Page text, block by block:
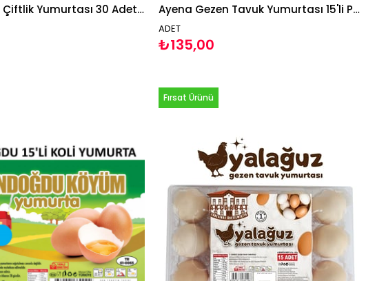
Gündoğdu Çiftlik Yumurtası 30 Adet M Boy Sarı Yumurta Ayena Gezen Tavuk Yumurtası 15'li Paket Yumurta
ADET
₺135,00
Fırsat Ürünü